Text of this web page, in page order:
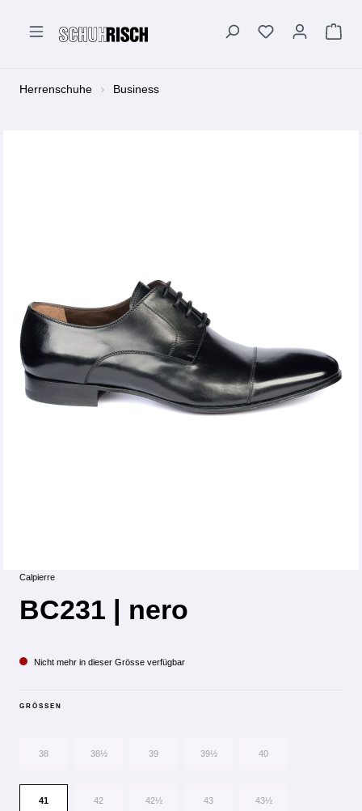
Herrenschuhe Business
Calpierre
BC231 | nero
Nicht mehr in dieser Grösse verfügbar
GRÖSSEN
38 38½ 39 39½ 40
41 42 42½ 43 43½